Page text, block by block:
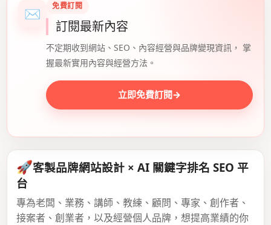
✉ 免費訂閱
訂閱最新內容
不定期收到網站、SEO、內容經營與品牌變現資訊， 掌
握最新實用內容與經營方法。
立即免費訂閱→
🚀客製品牌網站設計 × AI 關鍵字排名 SEO 平
台
專為老闆、業務、講師、教練、顧問、專家、創作者、
接案者、創業者，以及經營個人品牌，想提高業績的你